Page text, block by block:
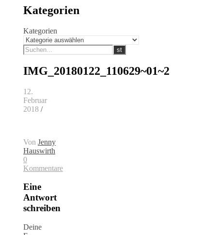
Kategorien
Kategorien
IMG_20180122_110629~01~2
12.
Februar
2018 /
Von Jenny
Hauswirth
0
Kommentare
Eine
Antwort
schreiben
Deine